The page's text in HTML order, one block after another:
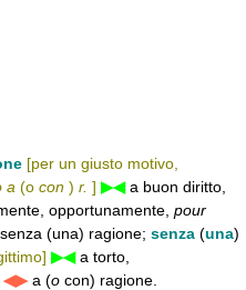
[per un giusto motivo,
a (o con ) r. ] ▶◀a buon diritto,
opportunamente, pour
(una) ragione; senza (una)
▶◀a torto,
◀▶a (o con) ragione.